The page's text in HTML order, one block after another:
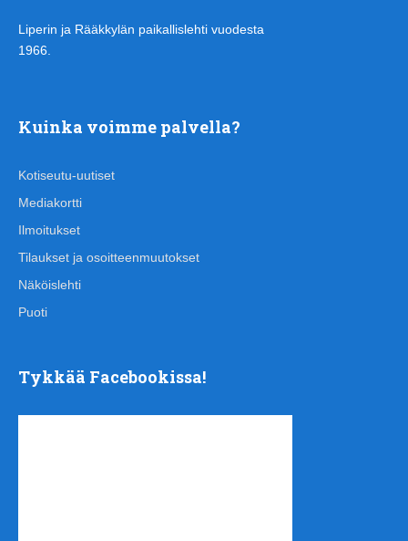
Liperin ja Rääkkylän paikallislehti vuodesta
1966.
Kuinka voimme palvella?
Kotiseutu-uutiset
Mediakortti
Ilmoitukset
Tilaukset ja osoitteenmuutokset
Näköislehti
Puoti
Tykkää Facebookissa!